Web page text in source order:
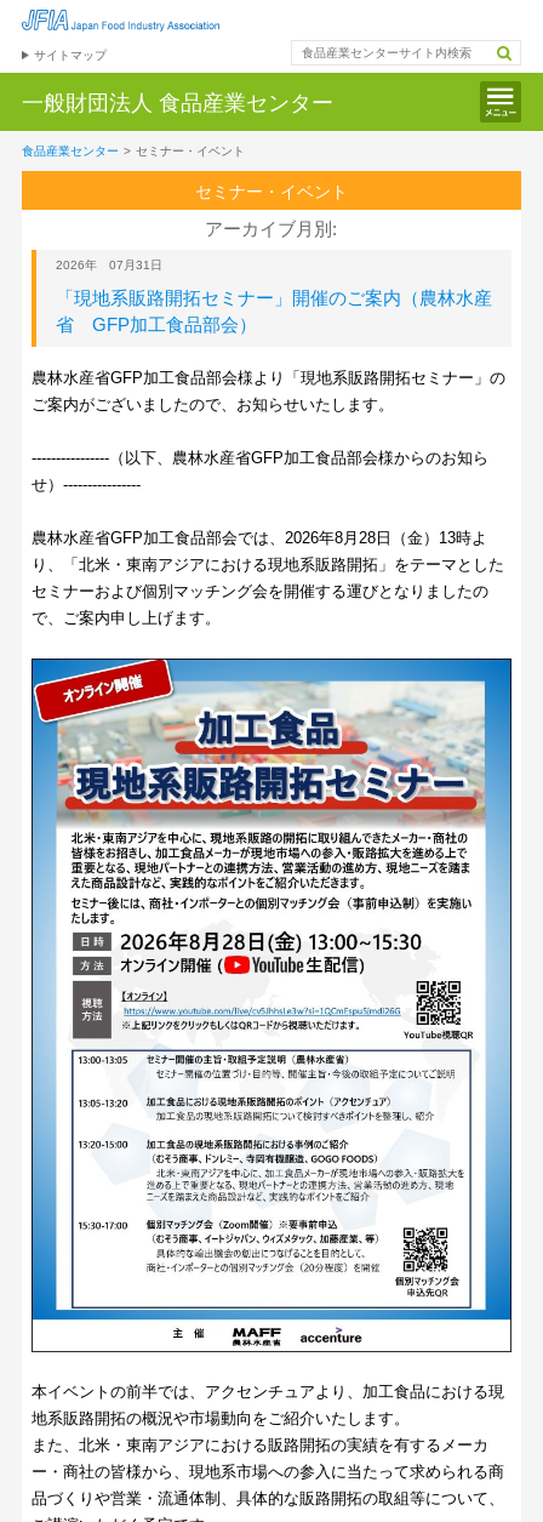
サイトマップ
一般財団法人 食品産業センター
食品産業センター > セミナー・イベント
セミナー・イベント
アーカイブ月別:
2026年 07月31日
「現地系販路開拓セミナー」開催のご案内（農林水産
省 GFP加工食品部会）
農林水産省GFP加工食品部会様より「現地系販路開拓セミナー」の
ご案内がございましたので、お知らせいたします。
----------------（以下、農林水産省GFP加工食品部会様からのお知ら
せ）----------------
農林水産省GFP加工食品部会では、2026年8月28日（金）13時よ
り、「北米・東南アジアにおける現地系販路開拓」をテーマとした
セミナーおよび個別マッチング会を開催する運びとなりましたの
で、ご案内申し上げます。
本イベントの前半では、アクセンチュアより、加工食品における現
地系販路開拓の概況や市場動向をご紹介いたします。
また、北米・東南アジアにおける販路開拓の実績を有するメーカ
ー・商社の皆様から、現地系市場への参入に当たって求められる商
品づくりや営業・流通体制、具体的な販路開拓の取組等について、